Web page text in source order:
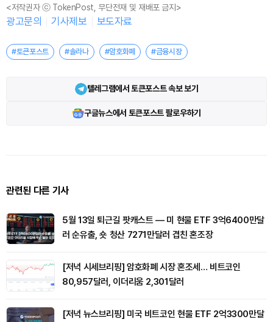
<저작권자 ⓒ TokenPost, 무단전재 및 재배포 금지>
광고문의 기사제보 보도자료
#토큰포스트 #솔라나 #암호화폐 #금융시장
텔레그램에서 토큰포스트 속보 보기
구글뉴스에서 토큰포스트 팔로우하기
관련된 다른 기사
5월 13일 퇴근길 팟캐스트 — 미 현물 ETF 3억6400만달
러 순유출, 숏 청산 7271만달러 겹친 혼조장
[저녁 시세브리핑] 암호화폐 시장 혼조세… 비트코인
80,957달러, 이더리움 2,301달러
[저녁 뉴스브리핑] 미국 비트코인 현물 ETF 2억3300만달